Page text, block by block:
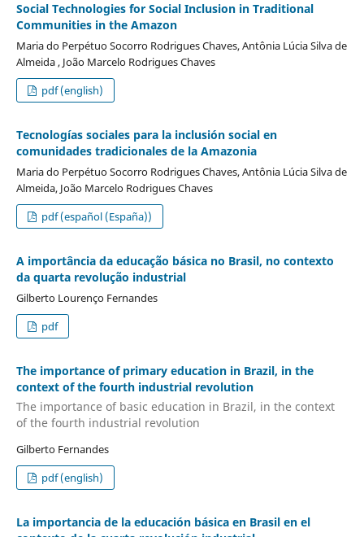
Social Technologies for Social Inclusion in Traditional
Communities in the Amazon
Maria do Perpétuo Socorro Rodrigues Chaves, Antônia Lúcia Silva de
Almeida , João Marcelo Rodrigues Chaves
pdf (english)
Tecnologías sociales para la inclusión social en
comunidades tradicionales de la Amazonia
Maria do Perpétuo Socorro Rodrigues Chaves, Antônia Lúcia Silva de
Almeida, João Marcelo Rodrigues Chaves
pdf (español (España))
A importância da educação básica no Brasil, no contexto
da quarta revolução industrial
Gilberto Lourenço Fernandes
pdf
The importance of primary education in Brazil, in the
context of the fourth industrial revolution
The importance of basic education in Brazil, in the context
of the fourth industrial revolution
Gilberto Fernandes
pdf (english)
La importancia de la educación básica en Brasil en el